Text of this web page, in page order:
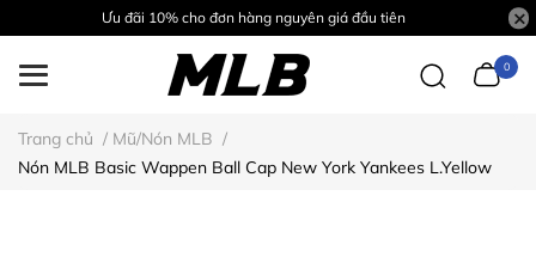
Ưu đãi 10% cho đơn hàng nguyên giá đầu tiên
0
Trang chủ / Mũ/Nón MLB /
Nón MLB Basic Wappen Ball Cap New York Yankees L.Yellow